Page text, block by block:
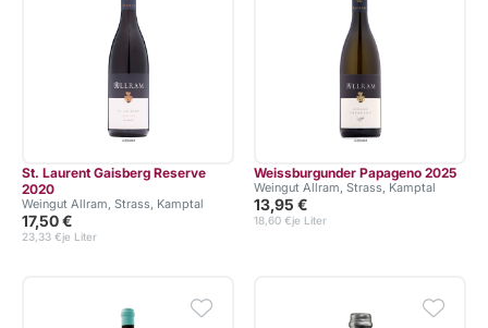
St. Laurent Gaisberg Reserve
2020
Weingut Allram, Strass, Kamptal
17,50 €
je Liter
23,33 €
Weissburgunder Papageno 2025
Weingut Allram, Strass, Kamptal
13,95 €
je Liter
18,60 €